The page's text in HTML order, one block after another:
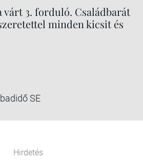
várt 3. forduló. Családbarát
minden kicsit és
SE
Hirdetés